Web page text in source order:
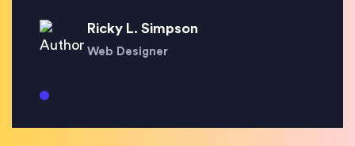
Ricky L. Simpson
Web Designer